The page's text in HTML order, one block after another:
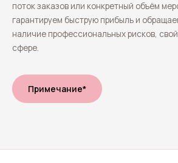
поток заказов или конкретный объём
гарантируем быструю прибыль и
наличие профессиональных рисков,
сфере.
Примечание*